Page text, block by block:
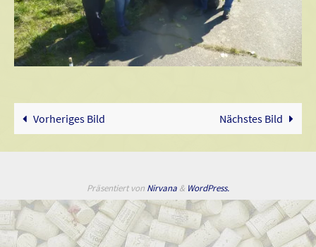
Vorheriges Bild Nächstes Bild
Präsentiert von Nirvana & WordPress.